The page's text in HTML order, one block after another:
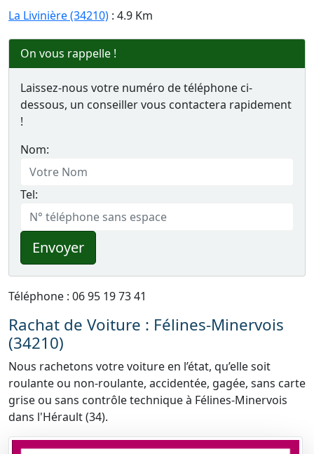
La Livinière (34210) : 4.9 Km
On vous rappelle !
Laissez-nous votre numéro de téléphone ci-
dessous, un conseiller vous contactera rapidement
!
Nom:
Tel:
Envoyer
Téléphone : 06 95 19 73 41
Rachat de Voiture : Félines-Minervois
(34210)
Nous rachetons votre voiture en l’état, qu’elle soit
roulante ou non-roulante, accidentée, gagée, sans carte
grise ou sans contrôle technique à Félines-Minervois
dans l'Hérault (34).